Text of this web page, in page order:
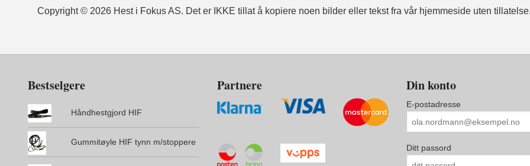
Copyright © 2026 Hest i Fokus AS. Det er IKKE tillat å kopiere noen bilder eller tekst fra vår hjemmeside uten tillatelse.
Bestselgere
Håndhestgjord HIF
Gummitøyle HIF tynn m/stoppere
Partnere Din konto
E-postadresse
Ditt passord